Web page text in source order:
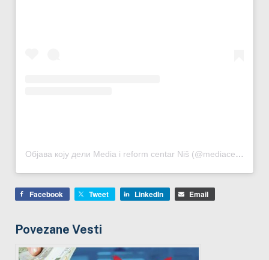
Објава коју дели Media i reform centar Niš (@mediacentar_nis)
Facebook Tweet LinkedIn Email
Povezane Vesti